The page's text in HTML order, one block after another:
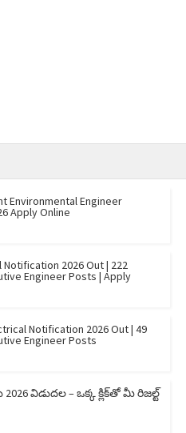
Environmental Engineer
Apply Online
Notification 2026 Out | 222
Engineer Posts | Apply
Notification 2026 Out | 49
Engineer Posts
2026 విడుదల – ఒక్క క్లిక్‌తో మీ రిజల్ట్